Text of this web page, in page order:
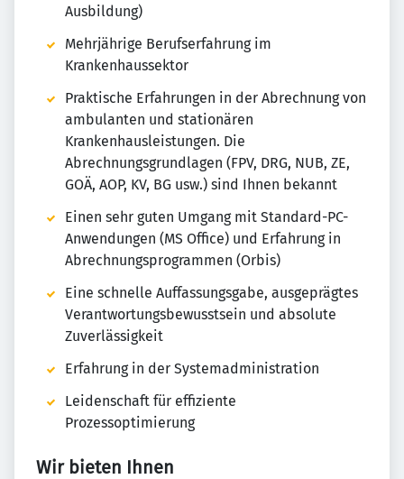
Ausbildung)
Mehrjährige Berufserfahrung im
Krankenhaussektor
Praktische Erfahrungen in der Abrechnung von
ambulanten und stationären
Krankenhausleistungen. Die
Abrechnungsgrundlagen (FPV, DRG, NUB, ZE,
GOÄ, AOP, KV, BG usw.) sind Ihnen bekannt
Einen sehr guten Umgang mit Standard-PC-
Anwendungen (MS Office) und Erfahrung in
Abrechnungsprogrammen (Orbis)
Eine schnelle Auffassungsgabe, ausgeprägtes
Verantwortungsbewusstsein und absolute
Zuverlässigkeit
Erfahrung in der Systemadministration
Leidenschaft für effiziente
Prozessoptimierung
Wir bieten Ihnen